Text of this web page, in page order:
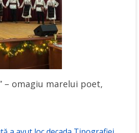
– omagiu marelui poet,